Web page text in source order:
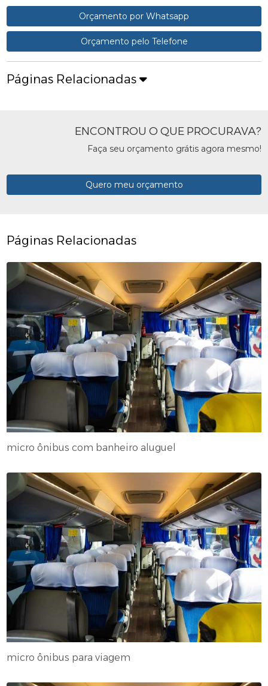
Orçamento por Whatsapp
Orçamento pelo Telefone
Páginas Relacionadas
ENCONTROU O QUE PROCURAVA?
Faça seu orçamento grátis agora mesmo!
Quero meu orçamento
Páginas Relacionadas
micro ônibus com banheiro aluguel
micro ônibus para viagem